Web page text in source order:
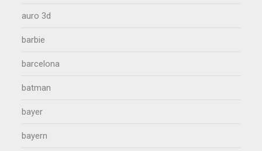
auro 3d
barbie
barcelona
batman
bayer
bayern